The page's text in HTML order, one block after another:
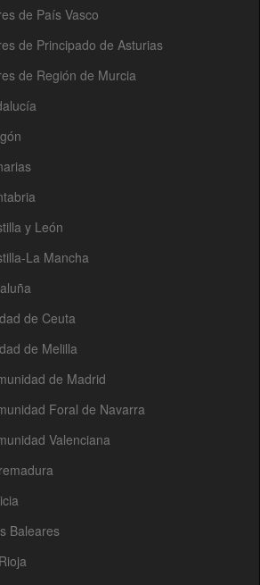
de País Vasco
de Principado de Asturias
de Región de Murcia
y León
La Mancha
de Ceuta
de Melilla
de Madrid
Foral de Navarra
Valenciana
Baleares